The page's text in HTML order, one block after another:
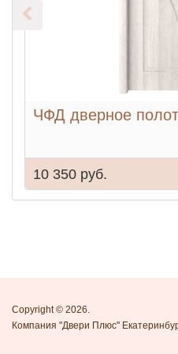
ЧФД дверное
10 350 руб.
Copyright © 2026.
Компания "Двери Плюс"